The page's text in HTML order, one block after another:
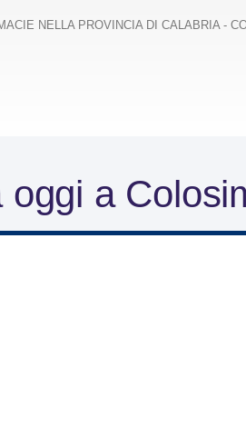
NELLA PROVINCIA DI CALABRIA -
a